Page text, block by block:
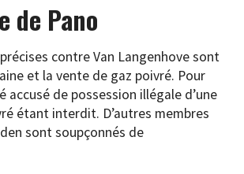
de Pano
contre Van Langenhove sont
et la vente de gaz poivré. Pour
accusé de possession illégale d’une
étant interdit. D’autres membres
sont soupçonnés de